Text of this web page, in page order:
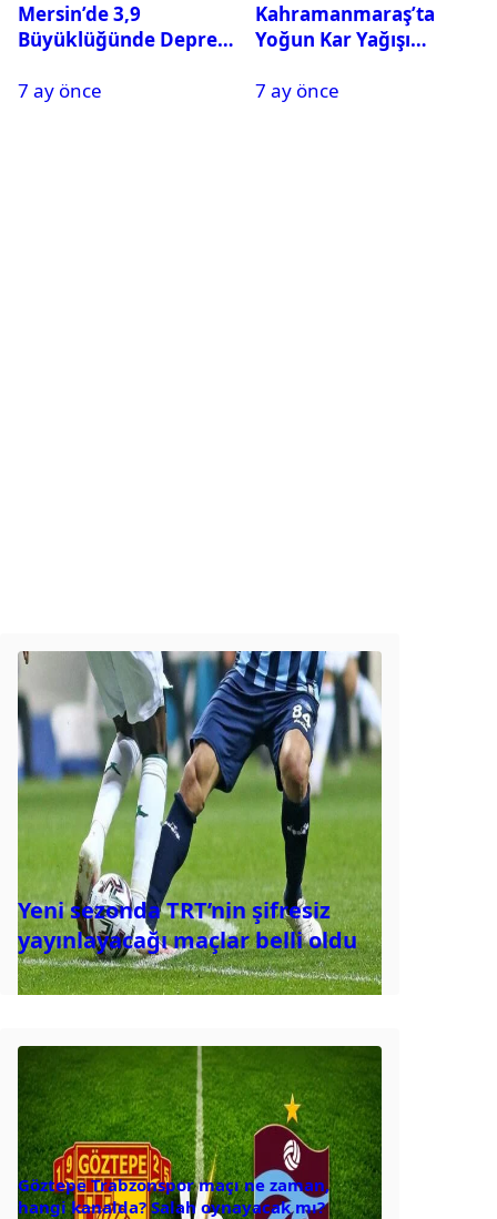
Mersin’de 3,9
Büyüklüğünde Deprem
7 ay önce
Kahramanmaraş’ta
Yoğun Kar Yağışı
Tatil
7 ay önce
Yeni sezonda TRT’nin şifresiz
yayınlayacağı maçlar belli oldu
Göztepe Trabzonspor maçı ne zaman,
hangi kanalda? Salah oynayacak mı?